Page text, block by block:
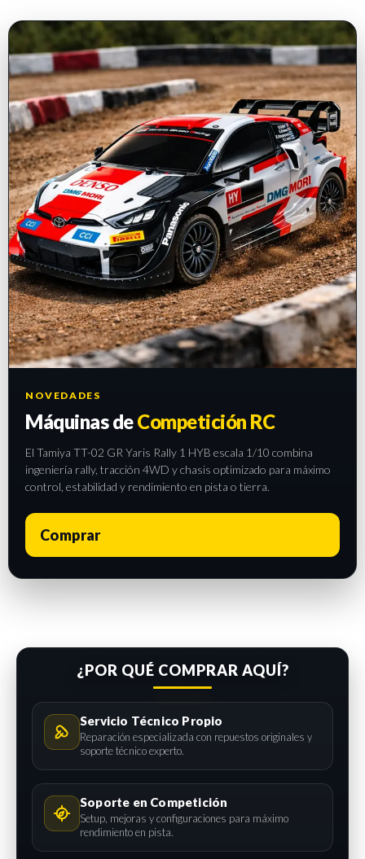
NOVEDADES
Máquinas deCompetición RC
El Tamiya TT-02 GR Yaris Rally 1 HYB escala 1/10 combina
ingeniería rally, tracción 4WD y chasis optimizado para máximo
control, estabilidad y rendimiento en pista o tierra.
Comprar
¿POR QUÉ COMPRAR AQUÍ?
Servicio Técnico Propio
Reparación especializada con repuestos originales y
soporte técnico experto.
Soporte en Competición
Setup, mejoras y configuraciones para máximo
rendimiento en pista.